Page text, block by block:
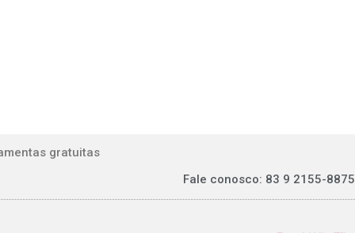
gratuitas
Fale conosco: 83 9 2155-8875